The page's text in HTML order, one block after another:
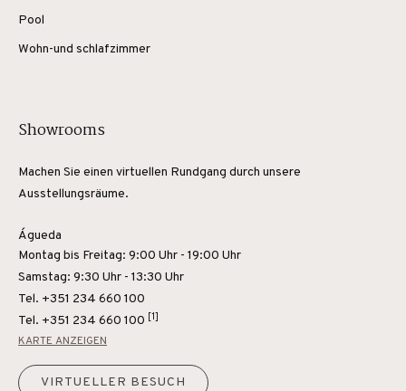
Pool
Wohn-und schlafzimmer
Showrooms
Machen Sie einen virtuellen Rundgang durch unsere
Ausstellungsräume.
Águeda
Montag bis Freitag: 9:00 Uhr - 19:00 Uhr
Samstag: 9:30 Uhr - 13:30 Uhr
Tel. +351 234 660 100
Tel. +351 234 660 100 [1]
KARTE ANZEIGEN
VIRTUELLER BESUCH